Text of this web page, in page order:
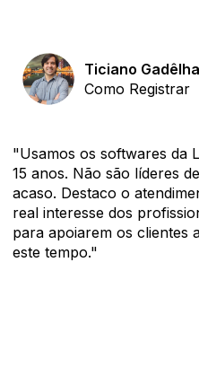
Ticiano Gadêlha
Como Registrar
"Usamos os softwares da
15 anos. Não são líderes
acaso. Destaco o
real interesse dos
para apoiarem os clientes
este tempo."